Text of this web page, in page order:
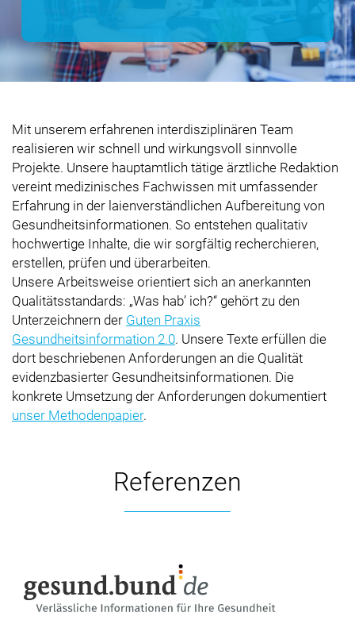
Mit unserem erfahrenen interdisziplinären Team
realisieren wir schnell und wirkungsvoll sinnvolle
Projekte. Unsere hauptamtlich tätige ärztliche Redaktion
vereint medizinisches Fachwissen mit umfassender
Erfahrung in der laienverständlichen Aufbereitung von
Gesundheitsinformationen. So entstehen qualitativ
hochwertige Inhalte, die wir sorgfältig recherchieren,
erstellen, prüfen und überarbeiten.
Unsere Arbeitsweise orientiert sich an anerkannten
Qualitätsstandards: Was hab’ ich? gehört zu den
Unterzeichnern der Guten Praxis
Gesundheitsinformation 2.0. Unsere Texte erfüllen die
dort beschriebenen Anforderungen an die Qualität
evidenzbasierter Gesundheitsinformationen. Die
konkrete Umsetzung der Anforderungen dokumentiert
unser Methodenpapier.
Referenzen